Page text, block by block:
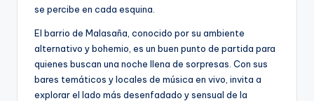
se percibe en cada esquina.
El barrio de Malasaña, conocido por su ambiente
alternativo y bohemio, es un buen punto de partida para
quienes buscan una noche llena de sorpresas. Con sus
bares temáticos y locales de música en vivo, invita a
explorar el lado más desenfadado y sensual de la